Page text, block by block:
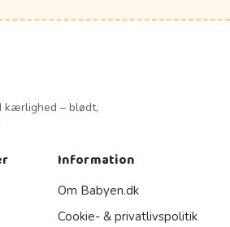
kærlighed – blødt,
Information
Om Babyen.dk
Cookie- & privatlivspolitik